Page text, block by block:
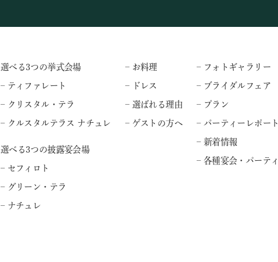
選べる3つの挙式会場
– ティファレート
– クリスタル・テラ
– クルスタルテラス ナチュレ
選べる3つの披露宴会場
– セフィロト
– グリーン・テラ
– ナチュレ
– お料理
– ドレス
– 選ばれる理由
– ゲストの方へ
– フォトギャラリー
– ブライダルフェア
– プラン
– パーティーレポート
– 新着情報
– 各種宴会・パーティ